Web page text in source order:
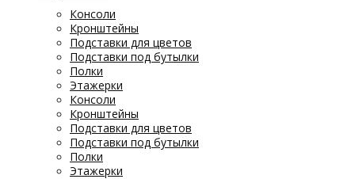
Консоли
Кронштейны
Подставки для цветов
Подставки под бутылки
Полки
Этажерки
Консоли
Кронштейны
Подставки для цветов
Подставки под бутылки
Полки
Этажерки